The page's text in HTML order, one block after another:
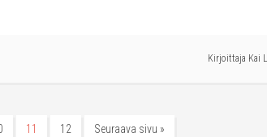
Kirjoittaja Kai
11 12 Seuraava sivu »